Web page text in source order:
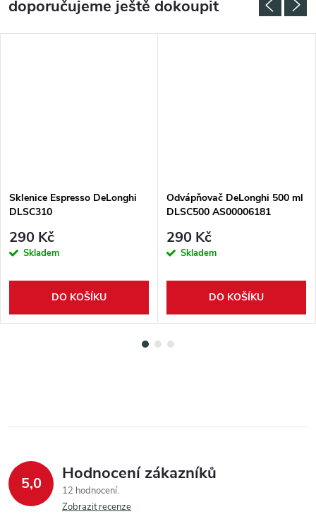
doporučujeme ještě dokoupit
Sklenice Espresso DeLonghi
DLSC310
290 Kč
Skladem
DO KOŠÍKU
Odvápňovač DeLonghi 500 ml
DLSC500 AS00006181
290 Kč
Skladem
DO KOŠÍKU
5,0 Hodnocení zákazníků
12 hodnocení
Zobrazit recenze